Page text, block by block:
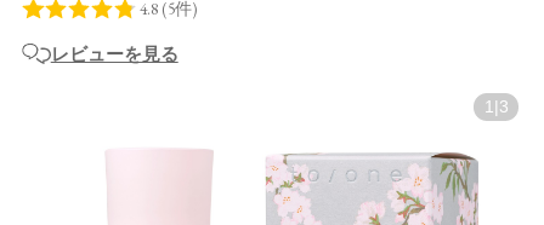
レビューを見る
1 3